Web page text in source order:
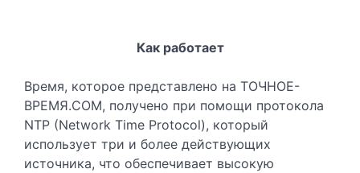
Как работает
Время, которое представлено на ТОЧНОЕ-
ВРЕМЯ.COM, получено при помощи протокола
NTP (Network Time Protocol), который
использует три и более действующих
источника, что обеспечивает высокую